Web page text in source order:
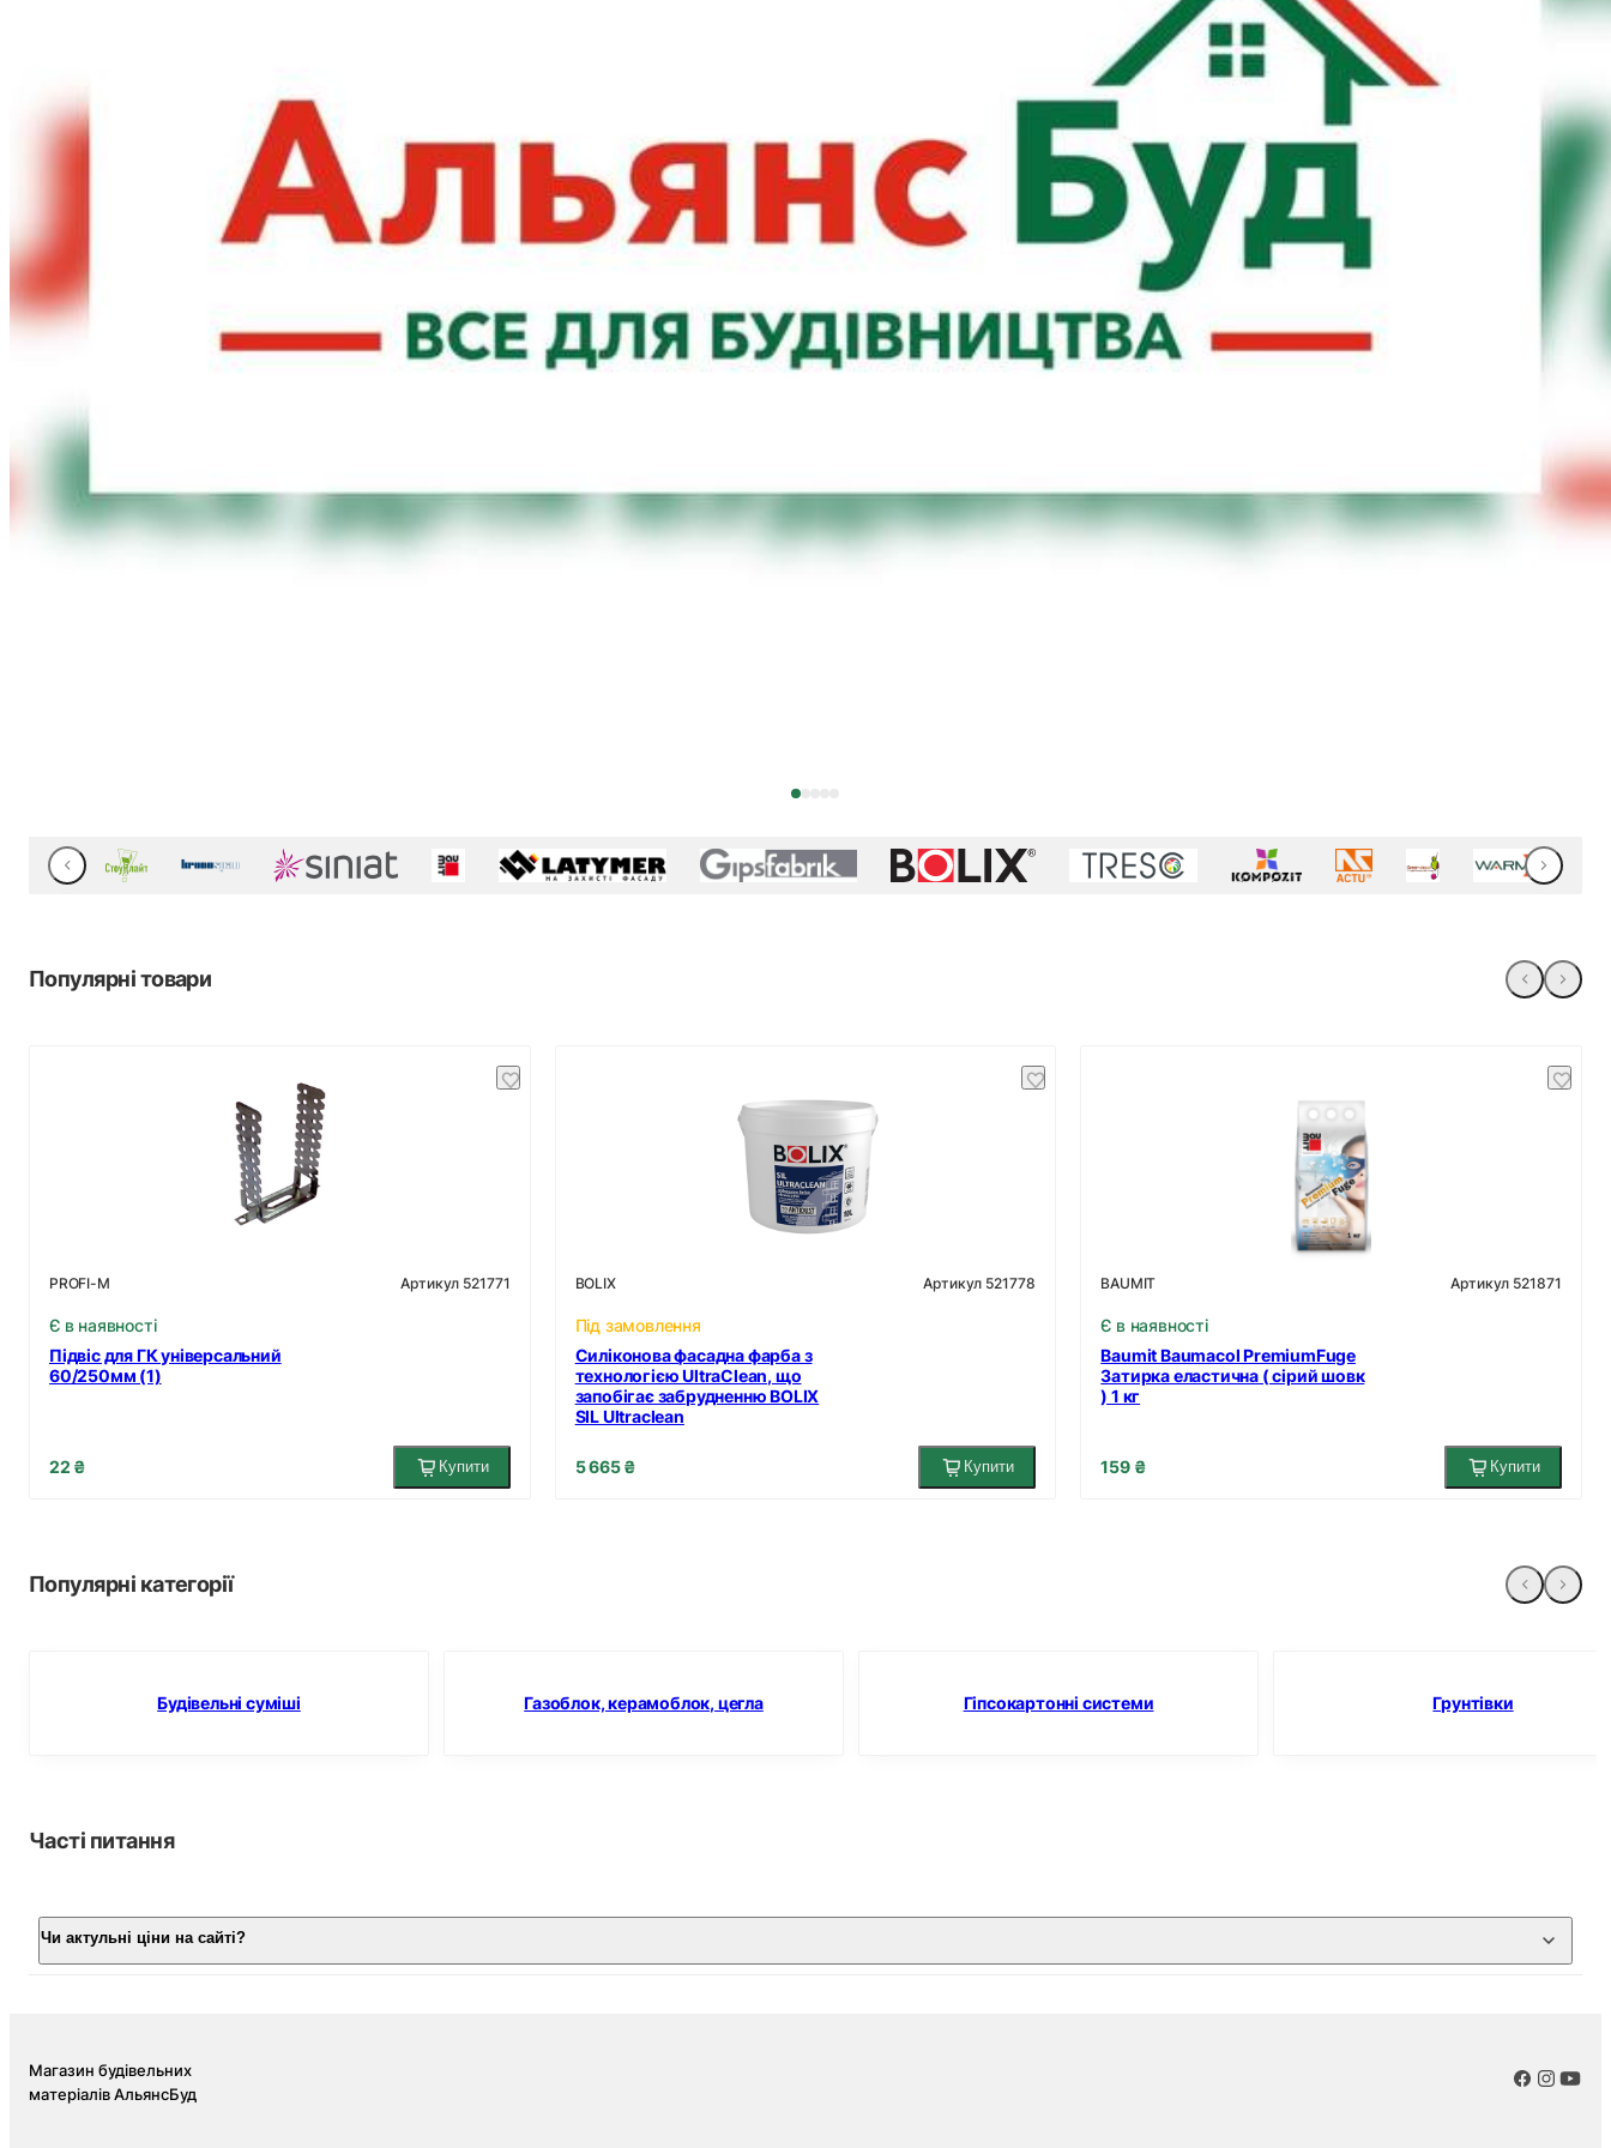
Популярні товари
PROFI-M Артикул 521771
Є в наявності
Підвіс для ГК універсальний
60/250мм (1)
22 ₴ Купити
BOLIX Артикул 521778
Під замовлення
Силіконова фасадна фарба з
технологією UltraClean, що
запобігає забрудненню BOLIX
SIL Ultraclean
5 665 ₴ Купити
BAUMIT Артикул 521871
Є в наявності
Baumit Baumacol PremiumFuge
Затирка еластична ( сірий шовк
) 1 кг
159 ₴ Купити
Популярні категорії
Будівельні суміші Газоблок, керамоблок, цегла Гіпсокартонні системи Грунтівки
Часті питання
Чи актульні ціни на сайті?
Магазин будівельних
матеріалів АльянсБуд